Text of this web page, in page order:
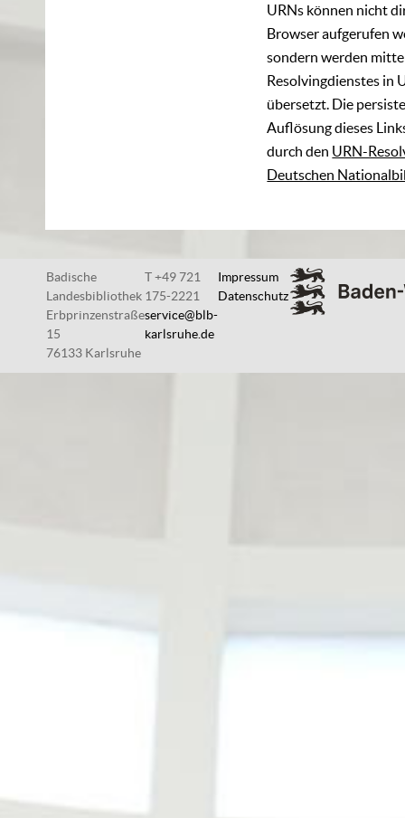
URNs können nicht
Browser aufgerufen
sondern werden
Resolvingdienstes in
übersetzt. Die
Auflösung dieses
durch den URN-
Deutschen
Badische
Landesbibliothek
Erbprinzenstraße
15
76133 Karlsruhe
T +49 721
175-2221
service@blb-
karlsruhe.de
Impressum
Datenschutz